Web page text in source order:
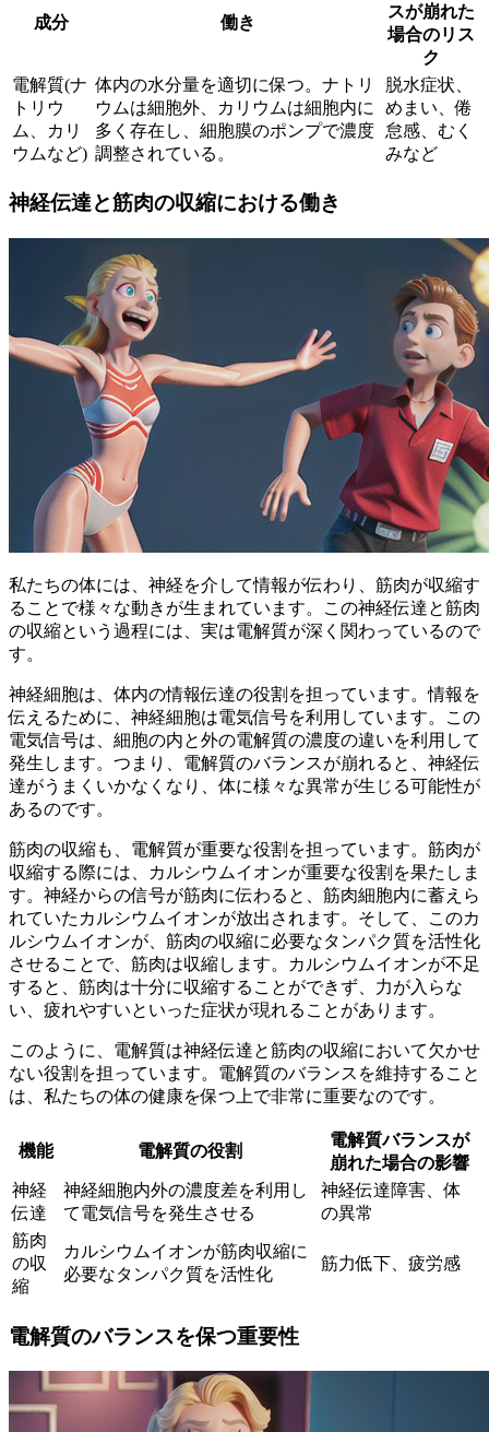
成分 働き
スが崩れた
場合のリス
ク
電解質(ナ
トリウ
ム、カリ
ウムなど)
体内の水分量を適切に保つ。ナトリ
ウムは細胞外、カリウムは細胞内に
多く存在し、細胞膜のポンプで濃度
調整されている。
脱水症状、
めまい、倦
怠感、むく
みなど
神経伝達と筋肉の収縮における働き
私たちの体には、神経を介して情報が伝わり、筋肉が収縮す
ることで様々な動きが生まれています。この神経伝達と筋肉
の収縮という過程には、実は電解質が深く関わっているので
す。
神経細胞は、体内の情報伝達の役割を担っています。情報を
伝えるために、神経細胞は電気信号を利用しています。この
電気信号は、細胞の内と外の電解質の濃度の違いを利用して
発生します。つまり、 電解質のバランスが崩れると、神経伝
達がうまくいかなくなり、体に様々な異常が生じる可能性が
あるのです。
筋肉の収縮も、電解質が重要な役割を担っています。筋肉が
収縮する際には、カルシウムイオンが重要な役割を果たしま
す。神経からの信号が筋肉に伝わると、筋肉細胞内に蓄えら
れていたカルシウムイオンが放出されます。そして、このカ
ルシウムイオンが、筋肉の収縮に必要なタンパク質を活性化
させる ことで、筋肉は収縮します。カルシウムイオンが不足
すると、筋肉は十分に収縮することができず、力が入らな
い、疲れやすいといった症状が現れることがあります。
このように、電解質は神経伝達と筋肉の収縮において欠かせ
ない役割を担っています。電解質のバランスを維持すること
は、私たちの体の健康を保つ上で非常に重要なのです。
機能 電解質の役割
電解質バランスが
崩れた場合の影響
神経
伝達
神経細胞内外の濃度差を利用し
て電気信号を発生させる
神経伝達障害、体
の異常
筋肉
の収
縮
カルシウムイオンが筋肉収縮に
必要なタンパク質を活性化
筋力低下、疲労感
電解質のバランスを保つ重要性